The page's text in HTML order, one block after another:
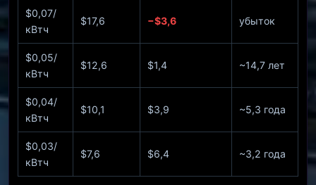
$0,07/
кВтч
$17,6 −$3,6 убыток
$0,05/
кВтч
$12,6 $1,4 ~14,7 лет
$0,04/
кВтч
$10,1 $3,9 ~5,3 года
$0,03/
кВтч
$7,6 $6,4 ~3,2 года